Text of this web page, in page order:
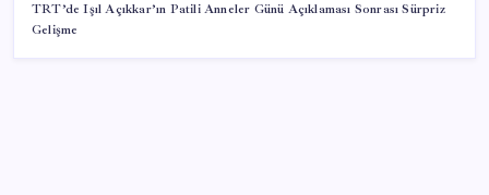
TRT’de Işıl Açıkkar’ın Patili Anneler Günü Açıklaması Sonrası Sürpriz
Gelişme